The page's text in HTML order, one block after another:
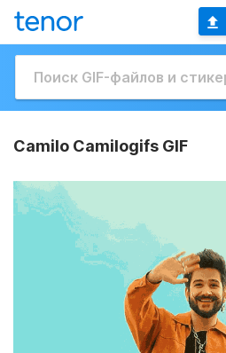
Camilo Camilogifs GIF